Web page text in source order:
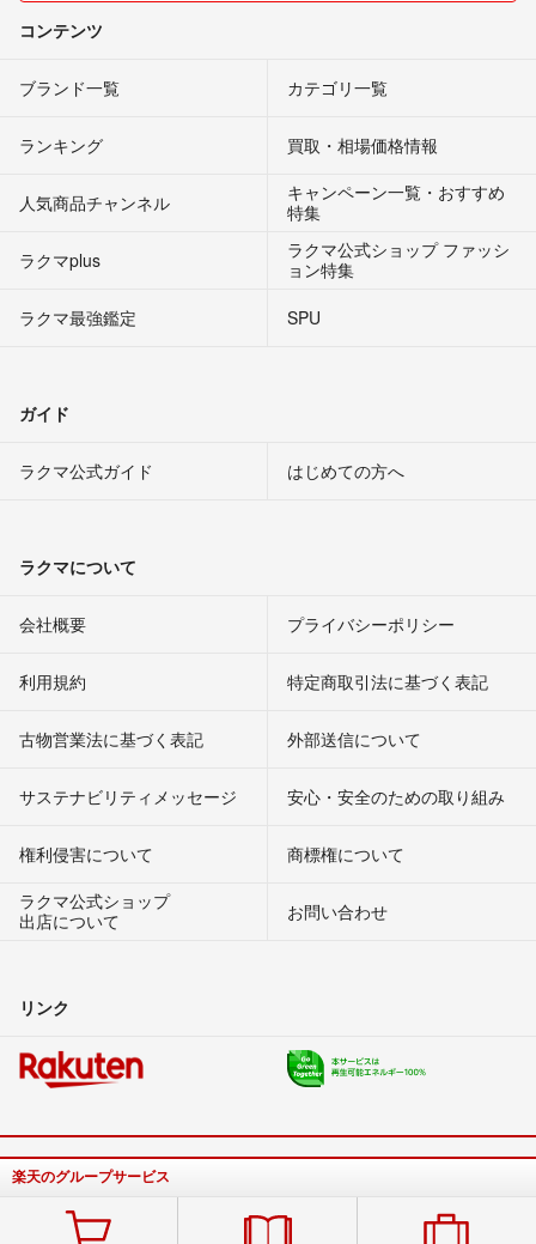
コンテンツ
ブランド一覧 カテゴリ一覧
ランキング 買取・相場価格情報
人気商品チャンネル
キャンペーン一覧・おすすめ
特集
ラクマplus
ラクマ公式ショップ ファッシ
ョン特集
ラクマ最強鑑定
SPU
ガイド
ラクマ公式ガイド はじめての方へ
ラクマについて
会社概要 プライバシーポリシー
利用規約 特定商取引法に基づく表記
古物営業法に基づく表記 外部送信について
サステナビリティメッセージ 安心・安全のための取り組み
権利侵害について
商標権について
ラクマ公式ショップ
出店について
お問い合わせ
リンク
楽天のグループサービス